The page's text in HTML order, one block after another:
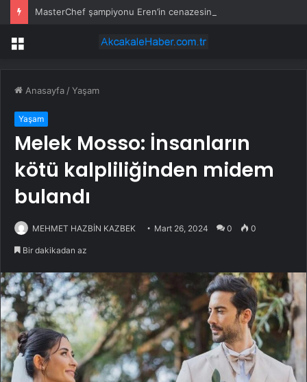
Menü
Anasayfa /Yaşam
Yaşam
Melek Mosso: İnsanların
kötü kalpliliğinden midem
bulandı
MEHMET HAZBİN KAZBEK Mart 26, 2024 0 0
Bir dakikadan az